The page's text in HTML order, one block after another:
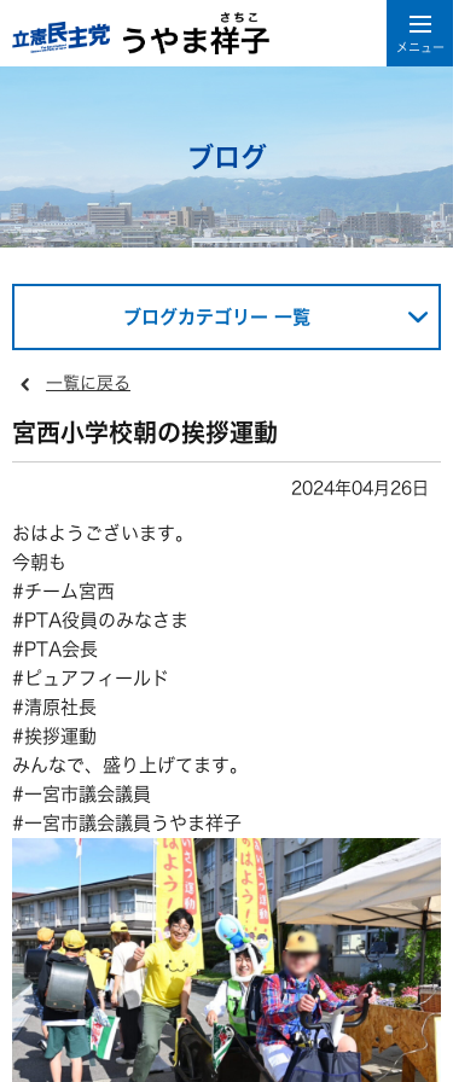
ブログ
ブログカテゴリー 一覧
一覧に戻る
宮西小学校朝の挨拶運動
2024年04月26日
おはようございます。
今朝も
#チーム宮西
#PTA役員のみなさま
#PTA会長
#ピュアフィールド
#清原社長
#挨拶運動
みんなで、盛り上げてます。
#一宮市議会議員
#一宮市議会議員うやま祥子